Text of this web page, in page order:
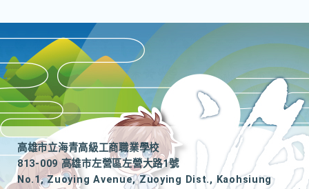
高雄市立海青高級工商職業學校
813-009 高雄市左營區左營大路1號
No.1, Zuoying Avenue, Zuoying Dist., Kaohsiung